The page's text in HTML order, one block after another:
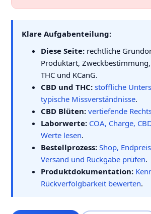
Klare Aufgabenteilung:
Diese Seite:rechtliche
Produktart,
THC und KCanG.
CBD und THC: stoffliche
typische Missverständnisse.
CBD Blüten: vertiefende
Laborwerte: COA, Charge,
Werte lesen.
Bestellprozess: Shop,
Versand und Rückgabe prüfen.
Produktdokumentation:
Rückverfolgbarkeit bewerten.